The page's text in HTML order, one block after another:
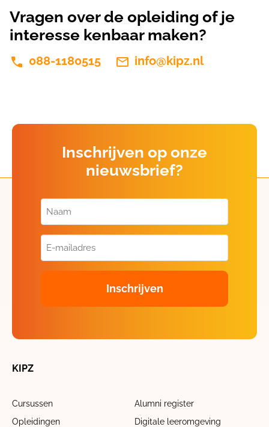
Vragen over de opleiding of je
interesse kenbaar maken?
088-1180515 info@kipz.nl
Inschrijven op onze
nieuwsbrief?
Naam
(Vereist)
E-
mailadres
KIPZ
Cursussen
Alumni register
Opleidingen
Digitale leeromgeving